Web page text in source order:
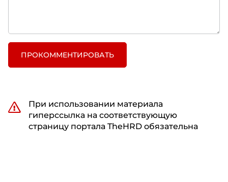
ПРОКОММЕНТИРОВАТЬ
При использовании материала
гиперссылка на соответствующую
страницу портала TheHRD обязательна